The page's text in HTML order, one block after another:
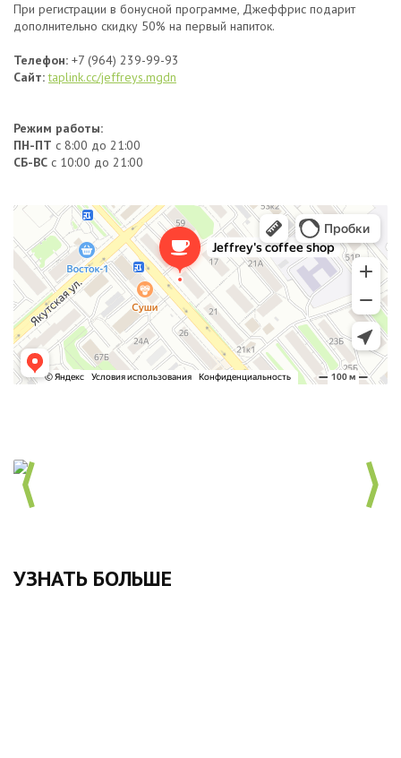
При регистрации в бонусной программе, Джеффрис подарит
дополнительно скидку 50% на первый напиток.
Телефон: +7 (964) 239-99-93
Сайт:taplink.cc/jeffreys.mgdn
Режим работы:
ПН-ПТ с 8:00 до 21:00
СБ-ВС с 10:00 до 21:00
Jeffrey's Coffee Shop
Кофейня в Магадане
Кофе с собой в Магадане
УЗНАТЬ БОЛЬШЕ